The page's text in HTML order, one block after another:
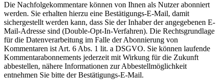
Die Nachfolgekommentare können von Ihnen als Nutzer abonniert
werden. Sie erhalten hierzu eine Bestätigungs-E-Mail, damit
sichergestellt werden kann, dass Sie der Inhaber der angegebenen E-
Mail-Adresse sind (Double-Opt-In-Verfahren). Die Rechtsgrundlage
für die Datenverarbeitung im Falle der Abonnierung von
Kommentaren ist Art. 6 Abs. 1 lit. a DSGVO. Sie können laufende
Kommentarabonnements jederzeit mit Wirkung für die Zukunft
abbestellen, nähere Informationen zur Abbestellmöglichkeit
entnehmen Sie bitte der Bestätigungs-E-Mail.